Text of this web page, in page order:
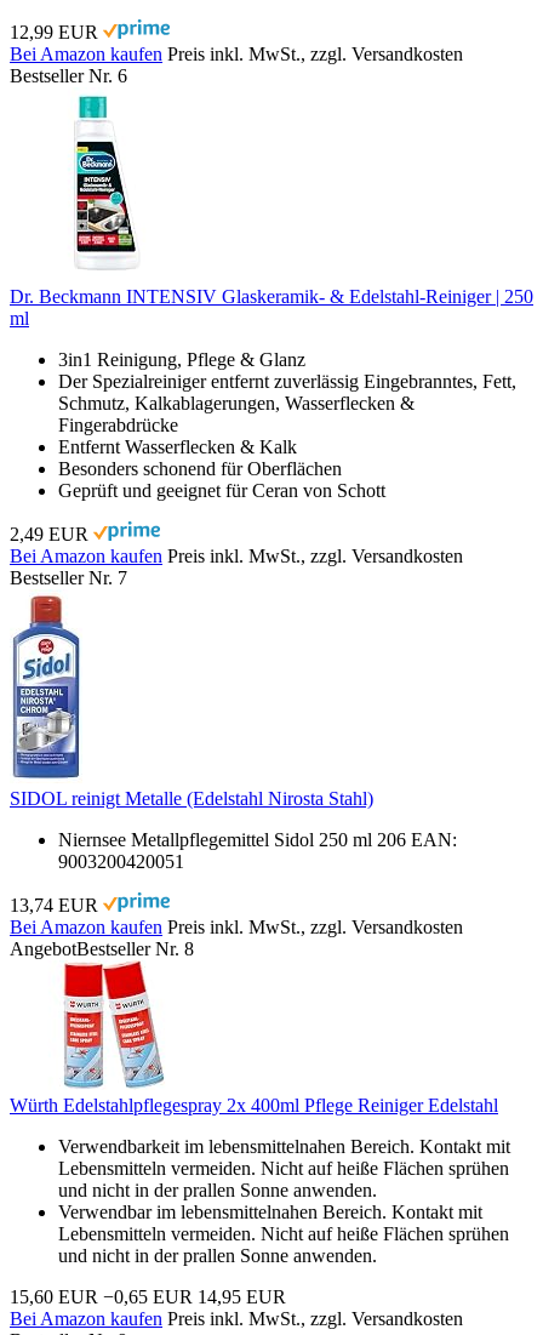
12,99 EUR
Bei Amazon kaufen Preis inkl. MwSt., zzgl. Versandkosten
Bestseller Nr. 6
Dr. Beckmann INTENSIV Glaskeramik- & Edelstahl-Reiniger | 250
ml
3in1 Reinigung, Pflege & Glanz
Der Spezialreiniger entfernt zuverlässig Eingebranntes, Fett,
Schmutz, Kalkablagerungen, Wasserflecken &
Fingerabdrücke
Entfernt Wasserflecken & Kalk
Besonders schonend für Oberflächen
Geprüft und geeignet für Ceran von Schott
2,49 EUR
Bei Amazon kaufen Preis inkl. MwSt., zzgl. Versandkosten
Bestseller Nr. 7
SIDOL reinigt Metalle (Edelstahl Nirosta Stahl)
Niernsee Metallpflegemittel Sidol 250 ml 206 EAN:
9003200420051
13,74 EUR
Bei Amazon kaufen Preis inkl. MwSt., zzgl. Versandkosten
AngebotBestseller Nr. 8
Würth Edelstahlpflegespray 2x 400ml Pflege Reiniger Edelstahl
Verwendbarkeit im lebensmittelnahen Bereich. Kontakt mit
Lebensmitteln vermeiden. Nicht auf heiße Flächen sprühen
und nicht in der prallen Sonne anwenden.
Verwendbar im lebensmittelnahen Bereich. Kontakt mit
Lebensmitteln vermeiden. Nicht auf heiße Flächen sprühen
und nicht in der prallen Sonne anwenden.
15,60 EUR −0,65 EUR 14,95 EUR
Bei Amazon kaufen Preis inkl. MwSt., zzgl. Versandkosten